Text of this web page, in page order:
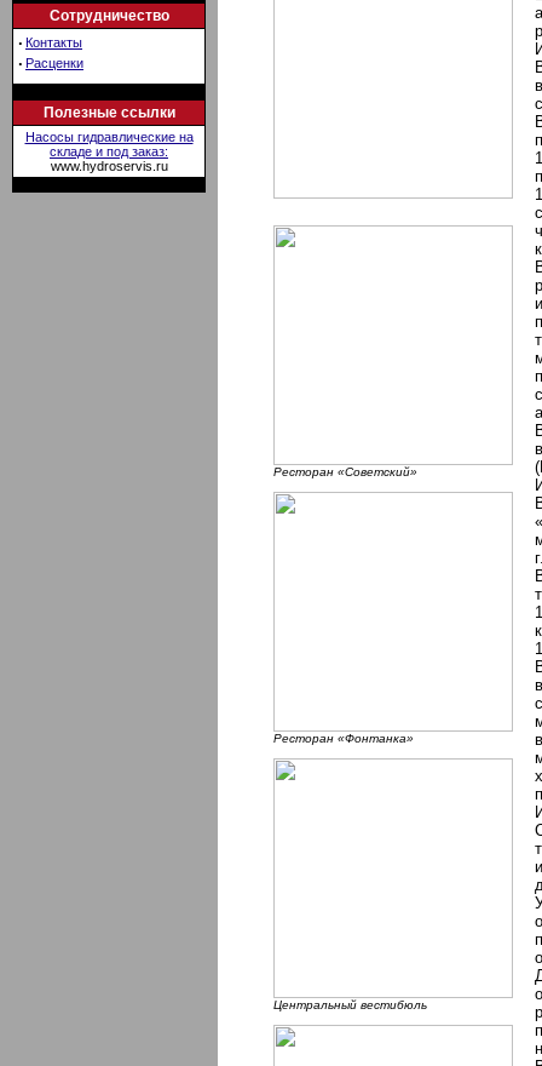
Сотрудничество
· Контакты
· Расценки
Полезные ссылки
Насосы гидравлические на
складе и под заказ:
www.hydroservis.ru
Ресторан «Советский»
Ресторан «Фонтанка»
Центральный вестибюль